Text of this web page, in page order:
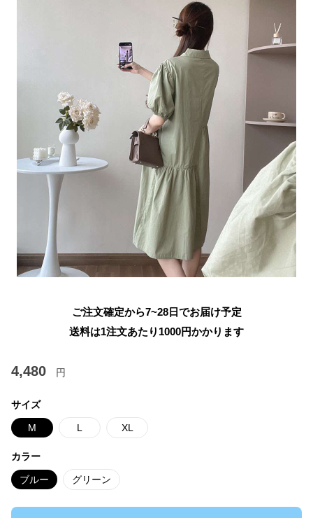
ご注文確定から7~28日でお届け予定
送料は1注文あたり 1000円かかります
4,480 円
サイズ
M L XL
カラー
ブルー グリーン